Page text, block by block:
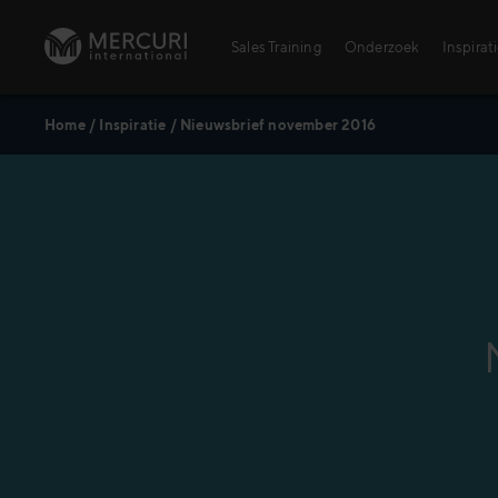
Sales Training
Sales Training
Onderzoek
Home/ Inspiratie / Nieuwsbrief november 2016